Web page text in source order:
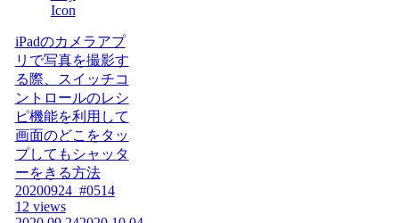
iPadのカメラアプ
リで写真を撮影す
る際、スイッチコ
ントロールのレシ
ピ機能を利用して
画面のどこをタッ
プしてもシャッタ
ーをきる方法
20200924_#0514
12 views